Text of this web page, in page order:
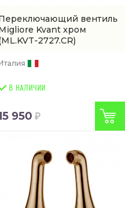
вентиль
Kvant хром
2727.CR)
В НАЛИЧИИ
950